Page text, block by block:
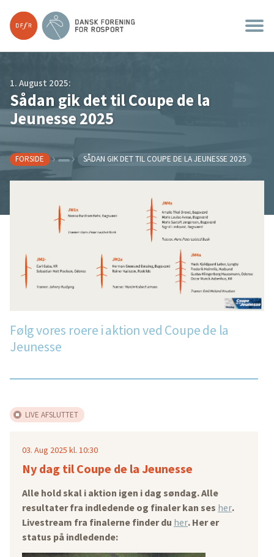
1. August 2025:
Sådan gik det til Coupe de la
Jeunesse 2025
FORSIDE SÅDAN GIK DET TIL COUPE DE LA JEUNESSE 2025
Følg vores roere i aktion ved Coupe de la
Jeunesse
LIVE AFSLUTTET
03. Aug 2025 kl. 10:30
Ny dag til Coupe de la Jeunesse
Alle hold skal i aktion igen i dag søndag. Alle
resultater fra indledende og finaler kan ses her.
Livestream fra finalerne finder du her. Her er
status på indledende: